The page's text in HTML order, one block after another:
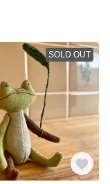
SOLD OUT